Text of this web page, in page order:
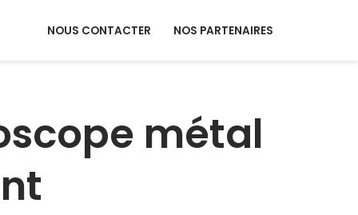
NOUS CONTACTER NOS PARTENAIRES
métal